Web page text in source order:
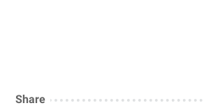
Share